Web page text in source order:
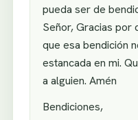
pueda ser de
Señor, Gracias por
que esa bendición
estancada en mi.
a alguien. Amén
Bendiciones,